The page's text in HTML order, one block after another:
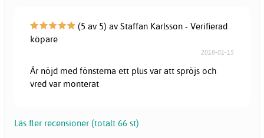
(5 av 5) av Staffan Karlsson - Verifierad
köpare
2018-01-15
Är nöjd med fönsterna ett plus var att spröjs och
vred var monterat
Läs fler recensioner (totalt 66 st)